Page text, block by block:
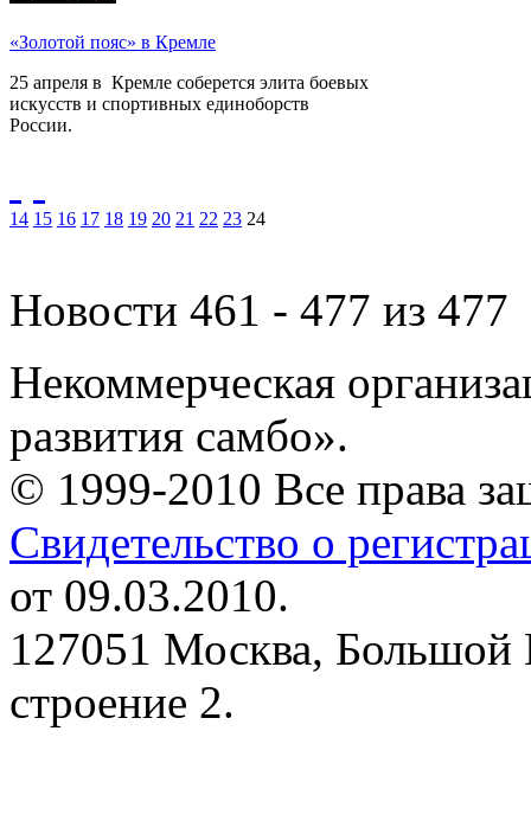
«Золотой пояс» в Кремле
25 апреля в Кремле соберется элита боевых
искусств и спортивных единоборств
России.
14 15 16 17 18 19 20 21 22 23 24
Новости 461 - 477 из 477
Некоммерческая
развития самбо».
© 1999-2010 Все права
Свидетельство о
от 09.03.2010.
127051 Москва, Большой
строение 2.